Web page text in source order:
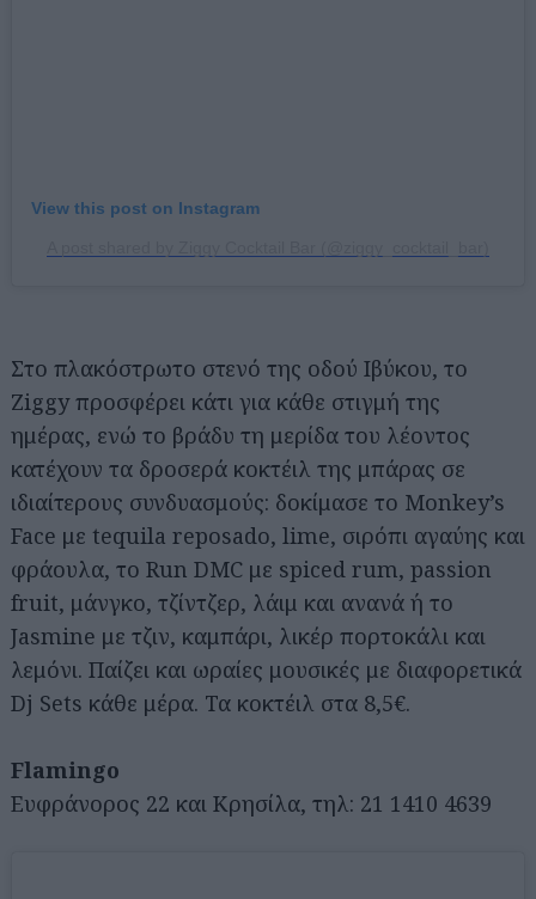
View this post on Instagram
Στο πλακόστρωτο στενό της οδού Ιβύκου, το
Ziggy προσφέρει κάτι για κάθε στιγμή της
ημέρας, ενώ το βράδυ τη μερίδα του λέοντος
κατέχουν τα δροσερά κοκτέιλ της μπάρας σε
ιδιαίτερους συνδυασμούς: δοκίμασε το Monkey’s
Face με tequila reposado, lime, σιρόπι αγαύης και
φράουλα, το Run DMC με spiced rum, passion
fruit, μάνγκο, τζίντζερ, λάιμ και ανανά ή το
Jasmine με τζιν, καμπάρι, λικέρ πορτοκάλι και
λεμόνι. Παίζει και ωραίες μουσικές με διαφορετικά
Dj Sets κάθε μέρα. Τα κοκτέιλ στα 8,5€.
Flamingo
Ευφράνορος 22 και Κρησίλα, τηλ: 21 1410 4639